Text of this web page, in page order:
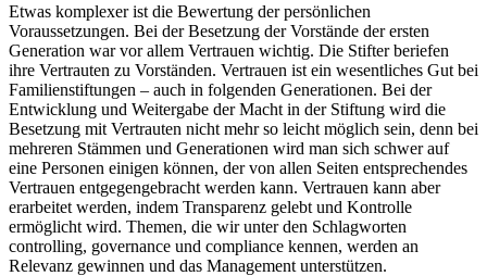
Etwas komplexer ist die Bewertung der persönlichen
Voraussetzungen. Bei der Besetzung der Vorstände der ersten
Generation war vor allem Vertrauen wichtig. Die Stifter beriefen
ihre Vertrauten zu Vorständen. Vertrauen ist ein wesentliches Gut bei
Familienstiftungen – auch in folgenden Generationen. Bei der
Entwicklung und Weitergabe der Macht in der Stiftung wird die
Besetzung mit Vertrauten nicht mehr so leicht möglich sein, denn bei
mehreren Stämmen und Generationen wird man sich schwer auf
eine Personen einigen können, der von allen Seiten entsprechendes
Vertrauen entgegengebracht werden kann. Vertrauen kann aber
erarbeitet werden, indem Transparenz gelebt und Kontrolle
ermöglicht wird. Themen, die wir unter den Schlagworten
controlling, governance und compliance kennen, werden an
Relevanz gewinnen und das Management unterstützen.